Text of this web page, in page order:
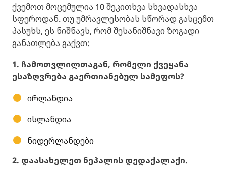
ქვემოთ მოცემულია 10 შეკითხვა სხვადასხვა
სფეროდან. თუ უმრავლესობას სწორად გასცემთ
პასუხს, ეს ნიშნავს, რომ შესანიშნავი ზოგადი
განათლება გაქვთ:
1. ჩამოთვლილთაგან, რომელი ქვეყანა
ესაზღვრება გაერთიანებულ სამეფოს?
ირლანდია
ისლანდია
ნიდერლანდები
2. დაასახელეთ ნეპალის დედაქალაქი.